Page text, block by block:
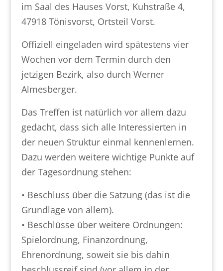
im Saal des Hauses Vorst, Kuhstraße 4,
47918 Tönisvorst, Ortsteil Vorst.
Offiziell eingeladen wird spätestens vier
Wochen vor dem Termin durch den
jetzigen Bezirk, also durch Werner
Almesberger.
Das Treffen ist natürlich vor allem dazu
gedacht, dass sich alle Interessierten in
der neuen Struktur einmal kennenlernen.
Dazu werden weitere wichtige Punkte auf
der Tagesordnung stehen:
• Beschluss über die Satzung (das ist die
Grundlage von allem).
• Beschlüsse über weitere Ordnungen:
Spielordnung, Finanzordnung,
Ehrenordnung, soweit sie bis dahin